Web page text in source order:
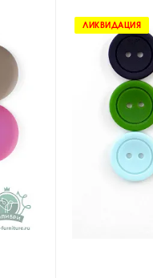
ЛИКВИДАЦИЯ